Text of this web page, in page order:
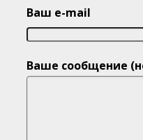
Ваш e-mail
Ваше сообщение